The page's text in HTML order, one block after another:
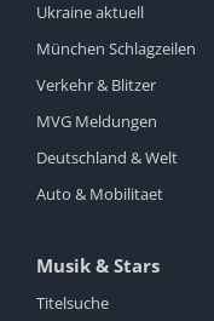
Ukraine aktuell
München Schlagzeilen
Verkehr & Blitzer
MVG Meldungen
Deutschland & Welt
Auto & Mobilitaet
Musik & Stars
Titelsuche